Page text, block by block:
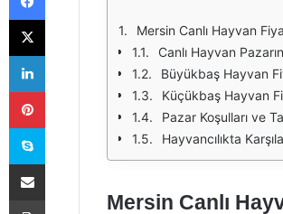
Mersin Canlı Hayvan
Canlı Hayvan
Büyükbaş Hayvan
Küçükbaş Hayvan
Pazar Koşulları ve
Hayvancılıkta
Mersin Canlı
X
LinkedIn
Pinterest
Skype
E-Posta ile paylaş